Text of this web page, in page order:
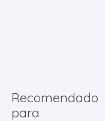
Recomendado
para